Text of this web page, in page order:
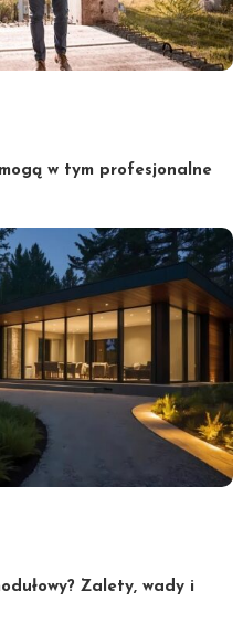
w tym profesjonalne
Zalety, wady i